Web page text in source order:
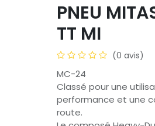
PNEU
TT MI
(0 avis)
MC-24
Classé pour une
performance et une
route.